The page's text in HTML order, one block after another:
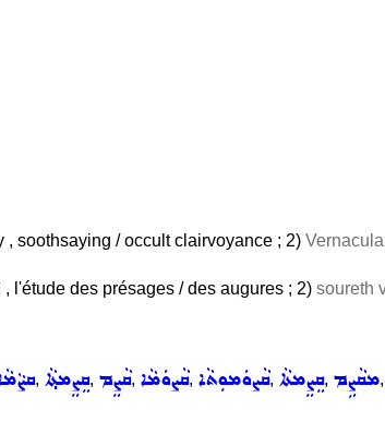
, soothsaying / occult clairvoyance ; 2)
l'étude des présages / des augures ; 2) soureth
, ܩܸܨܸܡܬ݂ܵܐ, ܩܵܨܸܡ, ܩܵܨܘܿܡܵܐ, ܩܵܨܘܿܡܘܼܬܵܐ, ܩܸܨܸܡܬܵܐ, ܡܩܵܨܹܡ,